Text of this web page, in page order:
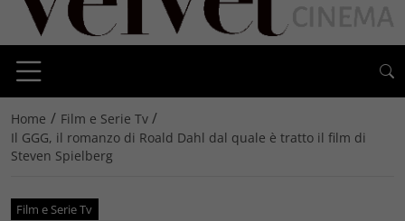
Home / Film e Serie Tv /
Il GGG, il romanzo di Roald Dahl dal quale è tratto il film di
Steven Spielberg
Film e Serie Tv